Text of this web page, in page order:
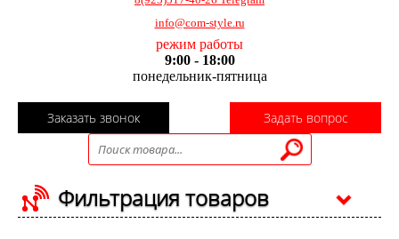
info@com-style.ru
режим работы
9:00 - 18:00
понедельник-пятница
Заказать звонок Задать вопрос
Фильтрация товаров